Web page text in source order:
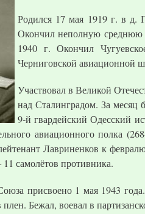
Родился 17 мая 1919 г. в д.
Окончил неполную среднюю
1940 г. Окончил
Черниговской авиационной
Участвовал в Великой
над Сталинградом. За месяц
9-й гвардейский Одесский
авиационного полка
Лавриненков к
самолётов противника.
присвоено 1 мая 1943
Бежал, воевал в